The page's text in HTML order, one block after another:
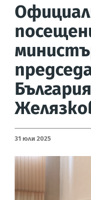
31 Юли 2025